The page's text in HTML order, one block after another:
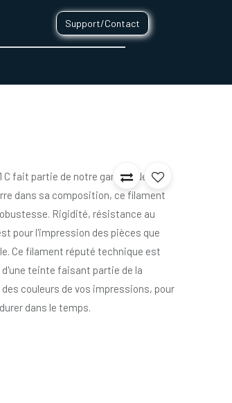
Support/Contact
fait partie de notre gamme de
dans sa composition, ce filament
Rigidité, résistance au
pour l'impression des pièces que
Ce filament réputé technique est
teinte faisant partie de la
couleurs de vos impressions, pour
dans le temps.